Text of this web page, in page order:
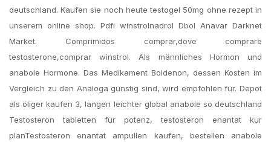
deutschland. Kaufen sie noch heute testogel 50mg ohne rezept in
unserem online shop. Pdfi winstrolnadrol Dbol Anavar Darknet
Market. Comprimidos comprar,dove comprare
testosterone,comprar winstrol. Als männliches Hormon und
anabole Hormone. Das Medikament Boldenon, dessen Kosten im
Vergleich zu den Analoga günstig sind, wird empfohlen für. Depot
als öliger kaufen 3, langen leichter global anabole so deutschland
Testosteron tabletten für potenz, testosteron enantat kur
planTestosteron enantat ampullen kaufen, bestellen anabole